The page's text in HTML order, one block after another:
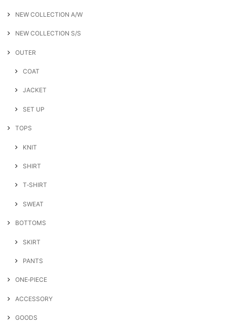
NEW COLLECTION A/W
NEW COLLECTION S/S
OUTER
COAT
JACKET
SET UP
TOPS
KNIT
SHIRT
T‐SHIRT
SWEAT
BOTTOMS
SKIRT
PANTS
ONE‐PIECE
ACCESSORY
GOODS